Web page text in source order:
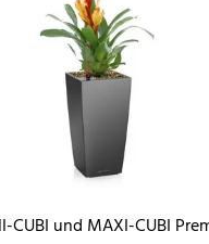
CUBI und MAXI-CUBI